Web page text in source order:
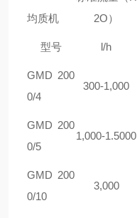
均质机
2O）
型号 l/h
GMD 200
0/4
300-1,000
GMD 200
0/5
1,000-1.5000
GMD 200
0/10
3,000